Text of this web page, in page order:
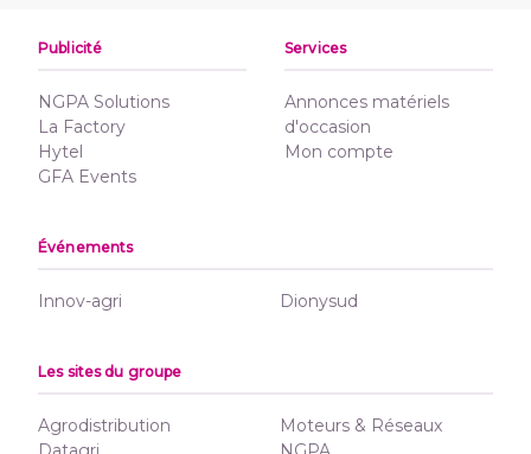
Publicité
NGPA Solutions
La Factory
Hytel
GFA Events
Services
Annonces matériels
d'occasion
Mon compte
Événements
Innov-agri Dionysud
Les sites du groupe
Agrodistribution
Moteurs & Réseaux